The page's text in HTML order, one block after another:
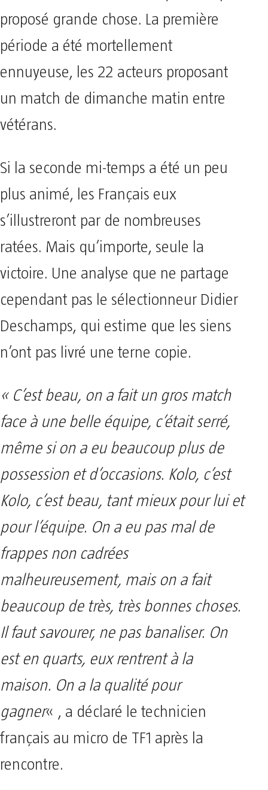
proposé grande chose. La première
période a été mortellement
ennuyeuse, les 22 acteurs proposant
un match de dimanche matin entre
vétérans.
Si la seconde mi-temps a été un peu
plus animé, les Français eux
s’illustreront par de nombreuses
ratées. Mais qu’importe, seule la
victoire. Une analyse que ne partage
cependant pas le sélectionneur Didier
Deschamps, qui estime que les siens
n’ont pas livré une terne copie.
« C’est beau, on a fait un gros match
face à une belle équipe, c’était serré,
même si on a eu beaucoup plus de
possession et d’occasions. Kolo, c’est
Kolo, c’est beau, tant mieux pour lui et
pour l’équipe. On a eu pas mal de
frappes non cadrées
malheureusement, mais on a fait
beaucoup de très, très bonnes choses.
Il faut savourer, ne pas banaliser. On
est en quarts, eux rentrent à la
maison. On a la qualité pour
gagner« , a déclaré le technicien
français au micro de TF1 après la
rencontre.